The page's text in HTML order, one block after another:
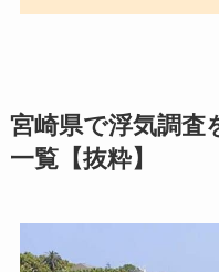
宮崎県で浮気調査
一覧【抜粋】